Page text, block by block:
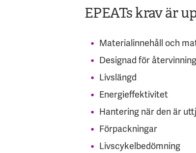
EPEATs krav är
Materialinnehåll och
Designad för återvinning
Livslängd
Energieffektivitet
Hantering när den är
Förpackningar
Livscykelbedömning